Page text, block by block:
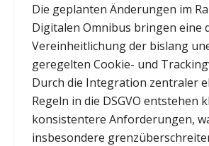
Die geplanten Änderungen im
Digitalen Omnibus bringen eine
Vereinheitlichung der bislang
geregelten Cookie- und
Durch die Integration zentraler
Regeln in die DSGVO entstehen
konsistentere Anforderungen,
insbesondere